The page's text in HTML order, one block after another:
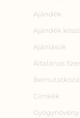
Ajándék
Ajándék
Ajánlások
Általános
Címkék